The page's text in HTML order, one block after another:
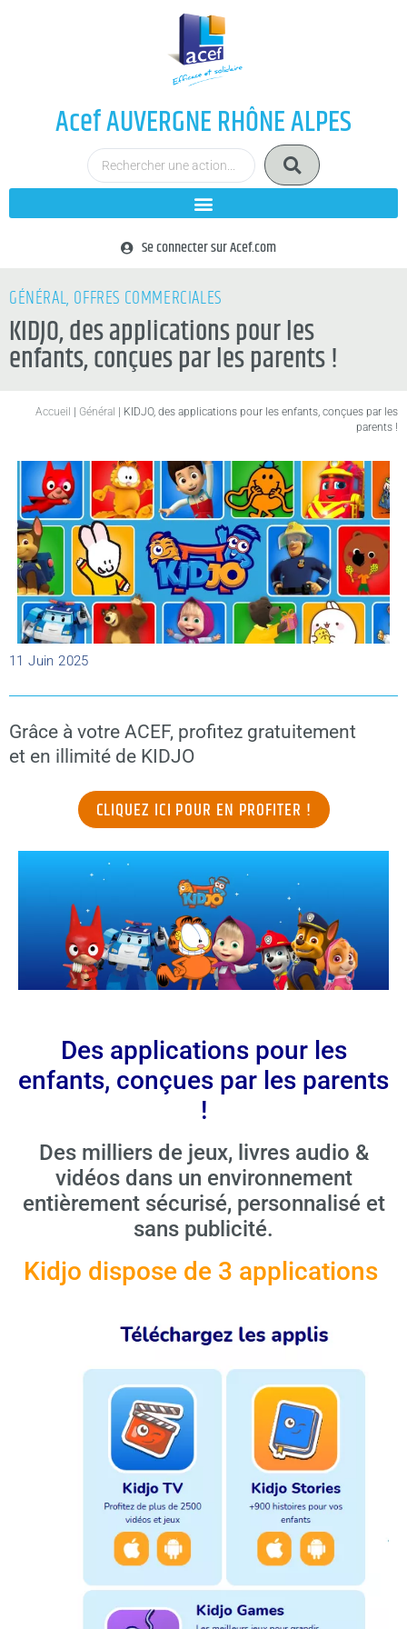
Acef AUVERGNE RHÔNE ALPES
Se connecter sur Acef.com
GÉNÉRAL, OFFRES COMMERCIALES
KIDJO, des applications pour les
enfants, conçues par les parents !
Accueil | Général | KIDJO, des applications pour les enfants, conçues par les
parents !
11 Juin 2025
Grâce à votre ACEF, profitez gratuitement
et en illimité de KIDJO
CLIQUEZ ICI POUR EN PROFITER !
Des applications pour les
enfants, conçues par les parents
!
Des milliers de jeux, livres audio &
vidéos dans un environnement
entièrement sécurisé, personnalisé et
sans publicité.
Kidjo dispose de 3 applications